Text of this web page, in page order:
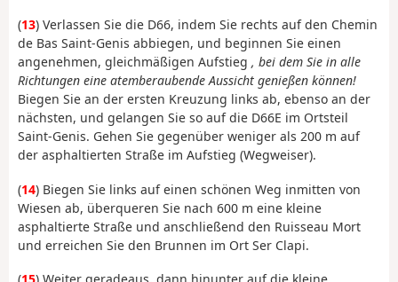
(13) Verlassen Sie die D66, indem Sie rechts auf den Chemin
de Bas Saint-Genis abbiegen, und beginnen Sie einen
angenehmen, gleichmäßigen Aufstieg , bei dem Sie in alle
Richtungen eine atemberaubende Aussicht genießen können!
Biegen Sie an der ersten Kreuzung links ab, ebenso an der
nächsten, und gelangen Sie so auf die D66E im Ortsteil
Saint-Genis. Gehen Sie gegenüber weniger als 200 m auf
der asphaltierten Straße im Aufstieg (Wegweiser).
(14) Biegen Sie links auf einen schönen Weg inmitten von
Wiesen ab, überqueren Sie nach 600 m eine kleine
asphaltierte Straße und anschließend den Ruisseau Mort
und erreichen Sie den Brunnen im Ort Ser Clapi.